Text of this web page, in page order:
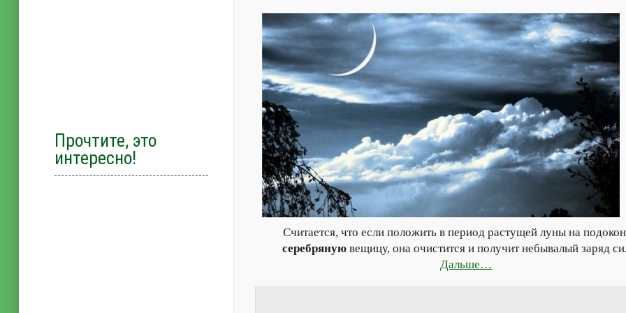
Считается, что если положить в период растущей луны на
серебрянуювещицу, она очистится и получит небывалый заряд
Дальше…
Прочтите, это
интересно!